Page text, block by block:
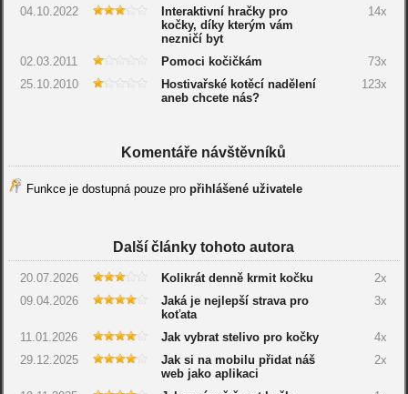
04.10.2022
Interaktivní hračky pro
kočky, díky kterým vám
nezničí byt
14x
02.03.2011 Pomoci kočičkám
73x
25.10.2010
Hostivařské kotěcí nadělení
aneb chcete nás?
123x
Komentáře návštěvníků
Funkce je dostupná pouze pro přihlášené uživatele
Další články tohoto autora
20.07.2026 Kolikrát denně krmit kočku
2x
09.04.2026
Jaká je nejlepší strava pro
koťata
3x
11.01.2026 Jak vybrat stelivo pro kočky
4x
29.12.2025
Jak si na mobilu přidat náš
web jako aplikaci
2x